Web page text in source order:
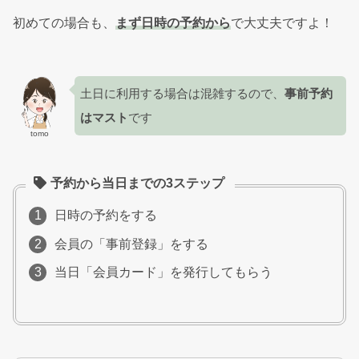
初めての場合も、 まず日時の予約からで大丈夫ですよ！
tomo
土日に利用する場合は混雑するので、 事前予約
はマスト です
予約から当日までの3ステップ
日時の予約をする
会員の「事前登録」をする
当日「会員カード」を発行してもらう